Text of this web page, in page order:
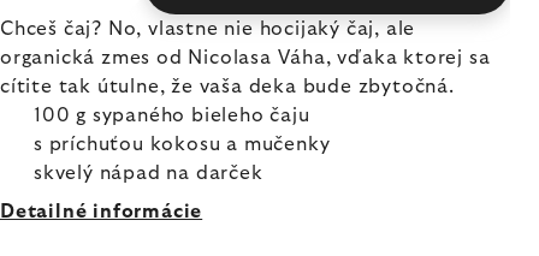
Chceš čaj? No, vlastne nie hocijaký čaj, ale
organická zmes od Nicolasa Váha, vďaka ktorej sa
cítite tak útulne, že vaša deka bude zbytočná.
100 g sypaného bieleho čaju
s príchuťou kokosu a mučenky
skvelý nápad na darček
Detailné informácie